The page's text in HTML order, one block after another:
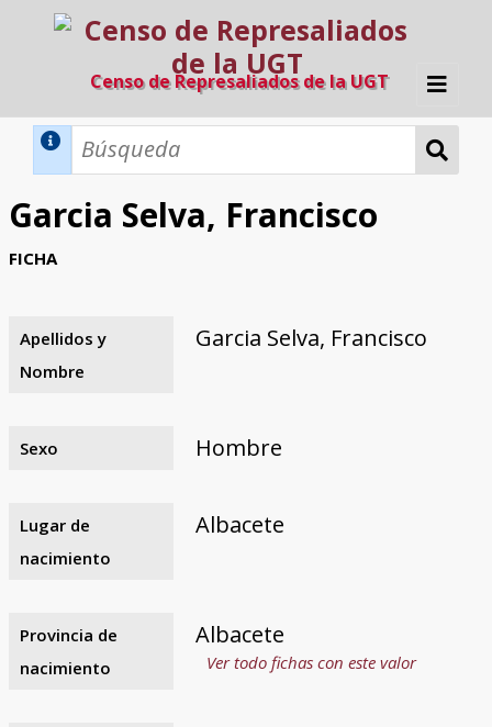
Censo de Represaliados de la UGT
Inicio
Búsqueda Dinámica
Búsqueda Avanzada
Razones y objetivos
El equipo
Colaboradores
Fuentes documentales
Garcia Selva, Francisco
FICHA
Apellidos y
Nombre
Garcia Selva, Francisco
Sexo Hombre
Lugar de
nacimiento
Albacete
Provincia de
nacimiento
Albacete
Ver todo fichas con este valor